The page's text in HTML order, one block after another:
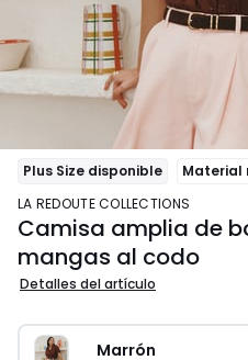
Plus Size disponible
Material
LA REDOUTE COLLECTIONS
Camisa amplia de
mangas al codo
Detalles del artículo
Marrón